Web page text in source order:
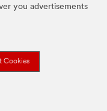
you advertisements
Cookies